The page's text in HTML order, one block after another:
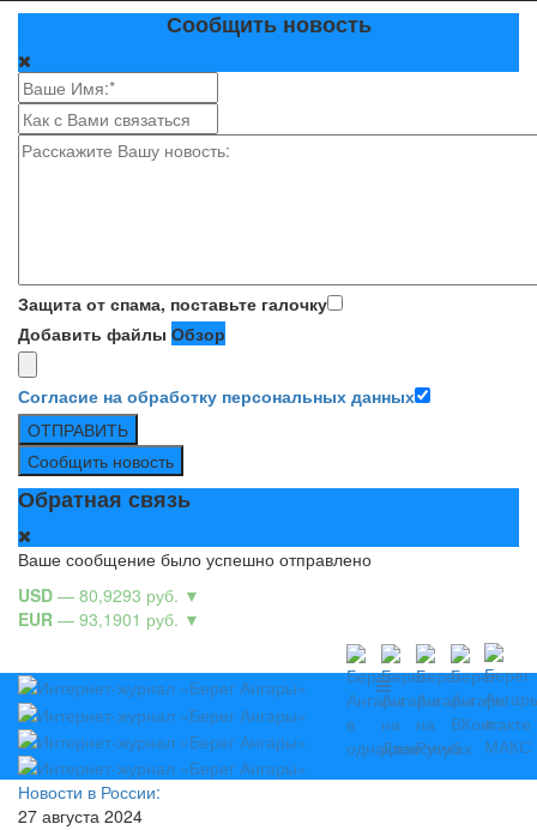
Сообщить новость
Защита от спама, поставьте галочку
Добавить файлы Обзор
Согласие на обработку персональных данных
ОТПРАВИТЬ
Сообщить новость
Обратная связь
Ваше сообщение было успешно отправлено
USD — 80,9293 руб. ▼
EUR — 93,1901 руб. ▼
Новости в России:
27 августа 2024